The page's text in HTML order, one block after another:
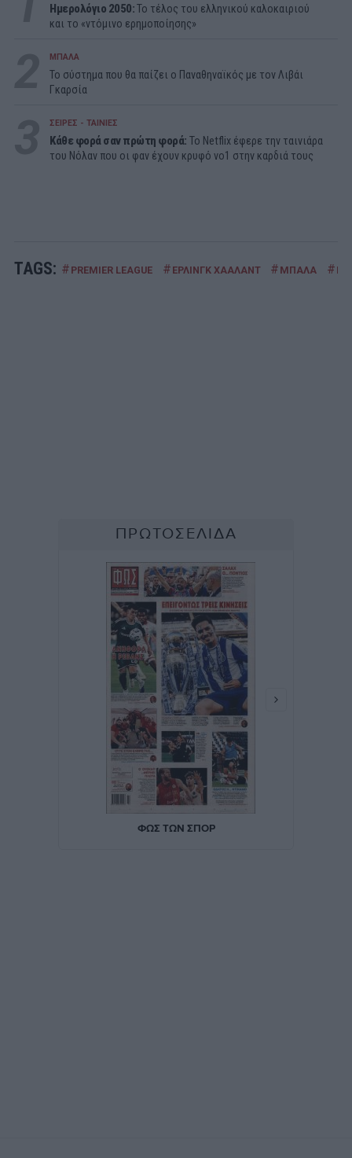
Ημερολόγιο 2050:To τέλος του ελληνικού καλοκαιριού
και το «ντόμινο ερημοποίησης»
ΜΠΑΛΑ
Το σύστημα που θα παίζει ο Παναθηναϊκός με τον Λιβάι
Γκαρσία
ΣΕΙΡΕΣ - ΤΑΙΝΙΕΣ
Κάθε φορά σαν πρώτη φορά: Το Netflix έφερε την ταινιάρα
του Νόλαν που οι φαν έχουν κρυφό νο1 στην καρδιά τους
TAGS: # PREMIER LEAGUE # ΕΡΛΙΝΓΚ ΧΑΑΛΑΝΤ # ΜΠΑΛΑ #